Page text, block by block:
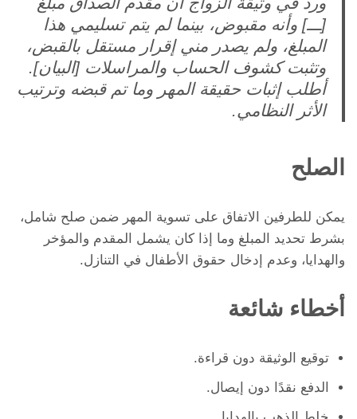
[ـــ] وأنه مقبوض، بينما لم يتم تسليمي هذا
المبلغ، ولم يصدر مني إقرار مستقل بالقبض،
وتثبت كشوف الحساب والمراسلات [البيان].
أطلب إثبات حقيقة المهر وما تم قبضه وترتيب
الأثر النظامي.
الصلح
يمكن للطرفين الاتفاق على تسوية المهر ضمن صلح شامل،
بشرط تحديد المبلغ وما إذا كان يشمل المقدم والمؤخر
والهدايا، وعدم إدخال حقوق الأطفال في التنازل.
أخطاء شائعة
توقيع الوثيقة دون قراءة.
الدفع نقدًا دون إيصال.